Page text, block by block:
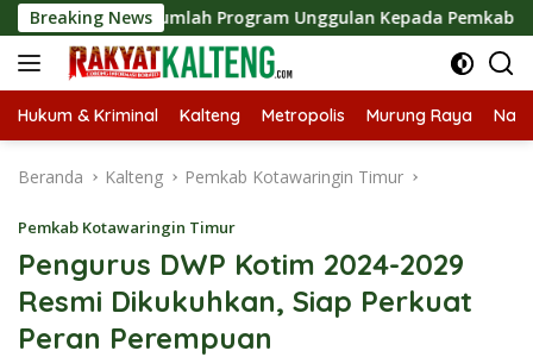
Langsung
ke
konten
Breaking News
Sejumlah Program Unggulan Kepada Pemkab Barut
Hukum & Kriminal Kalteng Metropolis Murung Raya
Beranda Kalteng Pemkab Kotawaringin Timur
Pemkab Kotawaringin Timur
Pengurus DWP Kotim 2024-2029
Resmi Dikukuhkan, Siap Perkuat
Peran Perempuan